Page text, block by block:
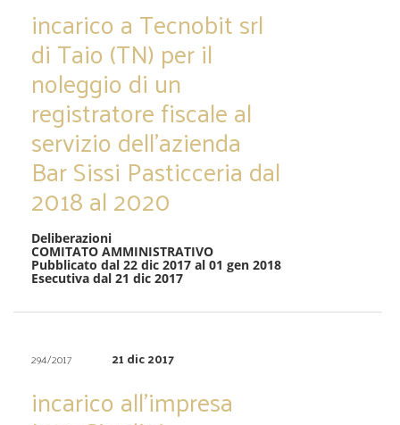
incarico a Tecnobit srl
di Taio (TN) per il
noleggio di un
registratore fiscale al
servizio dell’azienda
Bar Sissi Pasticceria dal
2018 al 2020
Deliberazioni
COMITATO AMMINISTRATIVO
Pubblicato dal 22 dic 2017 al 01 gen 2018
Esecutiva dal 21 dic 2017
294/2017 21 dic 2017
incarico all’impresa